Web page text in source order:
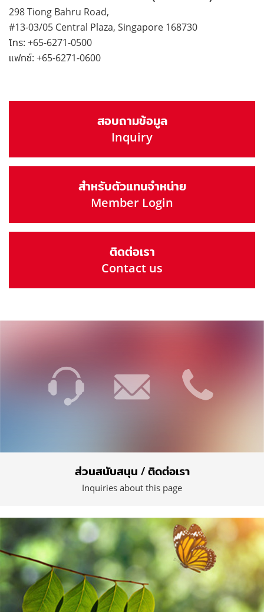
298 Tiong Bahru Road,
#13-03/05 Central Plaza, Singapore 168730
โทร: +65-6271-0500
แฟกซ์: +65-6271-0600
สอบถามข้อมูล
Inquiry
สำหรับตัวแทนจำหน่าย
Member Login
ติดต่อเรา
Contact us
ส่วนสนับสนุน / ติดต่อเรา
Inquiries about this page